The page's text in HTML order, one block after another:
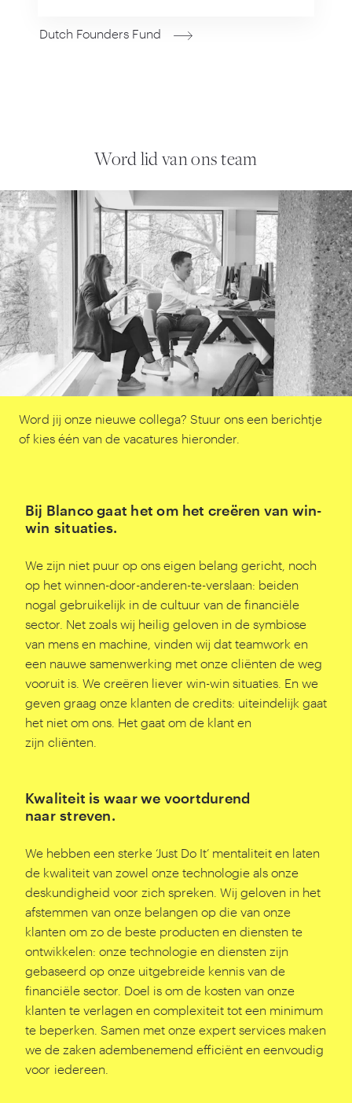
Dutch Founders Fund
Word lid van ons team
Word jij onze nieuwe collega? Stuur ons een berichtje
of kies één van de vacatures hieronder.
Bij Blanco gaat het om het creëren van win-
win situaties.
We zijn niet puur op ons eigen belang gericht, noch
op het winnen-door-anderen-te-verslaan: beiden
nogal gebruikelijk in de cultuur van de financiële
sector. Net zoals wij heilig geloven in de symbiose
van mens en machine, vinden wij dat teamwork en
een nauwe samenwerking met onze cliënten de weg
vooruit is. We creëren liever win-win situaties. En we
geven graag onze klanten de credits: uiteindelijk gaat
het niet om ons. Het gaat om de klant en
zijn cliënten.
Kwaliteit is waar we voortdurend
naar streven.
We hebben een sterke ‘Just Do It’ mentaliteit en laten
de kwaliteit van zowel onze technologie als onze
deskundigheid voor zich spreken. Wij geloven in het
afstemmen van onze belangen op die van onze
klanten om zo de beste producten en diensten te
ontwikkelen: onze technologie en diensten zijn
gebaseerd op onze uitgebreide kennis van de
financiële sector. Doel is om de kosten van onze
klanten te verlagen en complexiteit tot een minimum
te beperken. Samen met onze expert services maken
we de zaken adembenemend efficiënt en eenvoudig
voor iedereen.